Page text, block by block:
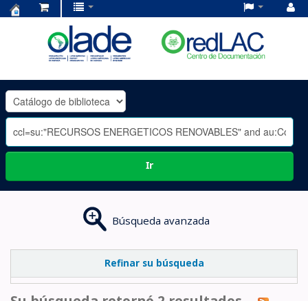
OLADE
-
Ir
Búsqueda avanzada
Refinar su búsqueda